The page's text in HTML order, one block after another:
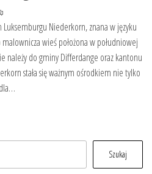
Niederkorn, znana w języku
wieś położona w południowej
należy do gminy Differdange oraz kantonu
stała się ważnym ośrodkiem nie tylko
Szukaj